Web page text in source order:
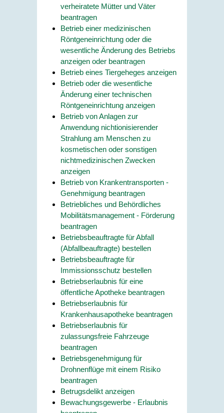
verheiratete Mütter und Väter
beantragen
Betrieb einer medizinischen
Röntgeneinrichtung oder die
wesentliche Änderung des Betriebs
anzeigen oder beantragen
Betrieb eines Tiergeheges anzeigen
Betrieb oder die wesentliche
Änderung einer technischen
Röntgeneinrichtung anzeigen
Betrieb von Anlagen zur
Anwendung nichtionisierender
Strahlung am Menschen zu
kosmetischen oder sonstigen
nichtmedizinischen Zwecken
anzeigen
Betrieb von Krankentransporten -
Genehmigung beantragen
Betriebliches und Behördliches
Mobilitätsmanagement - Förderung
beantragen
Betriebsbeauftragte für Abfall
(Abfallbeauftragte) bestellen
Betriebsbeauftragte für
Immissionsschutz bestellen
Betriebserlaubnis für eine
öffentliche Apotheke beantragen
Betriebserlaubnis für
Krankenhausapotheke beantragen
Betriebserlaubnis für
zulassungsfreie Fahrzeuge
beantragen
Betriebsgenehmigung für
Drohnenflüge mit einem Risiko
beantragen
Betrugsdelikt anzeigen
Bewachungsgewerbe - Erlaubnis